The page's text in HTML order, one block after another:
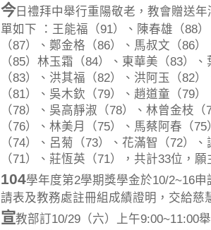
今日禮拜中舉行重陽敬老，教會贈送
單如下 ：王能福（91）、陳春雄（88
（87）、鄭金格（86）、馬叔文（86
（85）林玉霜（84）、東華美（83）
（83）、洪其福（82）、洪阿玉（82
（81）、吳木欽（79）、趙道童（79
（78）、吳高靜淑（78）、林曾金枝
（76）、林美月（75）、馬蔡阿春（
（74）、呂菊（73）、花滿智（72）
（71）、莊恆英（71），共計33位，
104學年度第2學期獎學金於10/2~16
請表及教務處註冊組成績證明，交給慈
宣教部訂10/29（六）上午9:00~11:00